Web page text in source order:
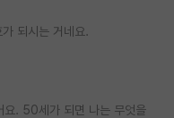
되시는 거네요.
요. 50세가 되면 나는 무엇을